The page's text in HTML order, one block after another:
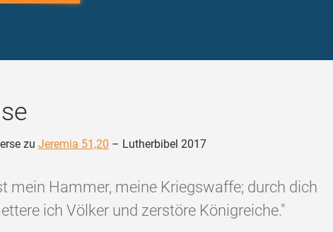
zu Jeremia 51,20 – Lutherbibel 2017
mein Hammer, meine Kriegswaffe; durch dich
ich Völker und zerstöre Königreiche."